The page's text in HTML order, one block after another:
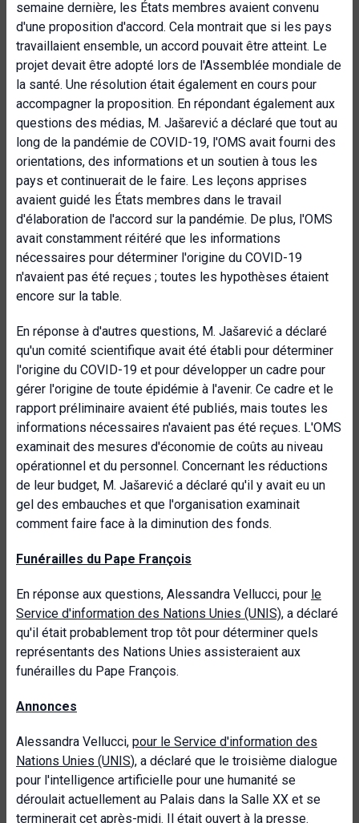
semaine dernière, les États membres avaient convenu
d'une proposition d'accord. Cela montrait que si les pays
travaillaient ensemble, un accord pouvait être atteint. Le
projet devait être adopté lors de l'Assemblée mondiale de
la santé. Une résolution était également en cours pour
accompagner la proposition. En répondant également aux
questions des médias, M. Jašarević a déclaré que tout au
long de la pandémie de COVID-19, l'OMS avait fourni des
orientations, des informations et un soutien à tous les
pays et continuerait de le faire. Les leçons apprises
avaient guidé les États membres dans le travail
d'élaboration de l'accord sur la pandémie. De plus, l'OMS
avait constamment réitéré que les informations
nécessaires pour déterminer l'origine du COVID-19
n'avaient pas été reçues ; toutes les hypothèses étaient
encore sur la table.
En réponse à d'autres questions, M. Jašarević a déclaré
qu'un comité scientifique avait été établi pour déterminer
l'origine du COVID-19 et pour développer un cadre pour
gérer l'origine de toute épidémie à l'avenir. Ce cadre et le
rapport préliminaire avaient été publiés, mais toutes les
informations nécessaires n'avaient pas été reçues. L'OMS
examinait des mesures d'économie de coûts au niveau
opérationnel et du personnel. Concernant les réductions
de leur budget, M. Jašarević a déclaré qu'il y avait eu un
gel des embauches et que l'organisation examinait
comment faire face à la diminution des fonds.
Funérailles du Pape François
En réponse aux questions, Alessandra Vellucci, pour le
Service d'information des Nations Unies (UNIS), a déclaré
qu'il était probablement trop tôt pour déterminer quels
représentants des Nations Unies assisteraient aux
funérailles du Pape François.
Annonces
Alessandra Vellucci, pour le Service d'information des
Nations Unies (UNIS), a déclaré que le troisième dialogue
pour l'intelligence artificielle pour une humanité se
déroulait actuellement au Palais dans la Salle XX et se
terminerait cet après-midi. Il était ouvert à la presse.